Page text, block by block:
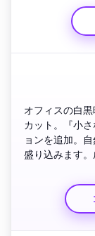
杯するシーン
れるべき」と
オフィスの白
カット。『小
ョンを追加。
盛り込みます。